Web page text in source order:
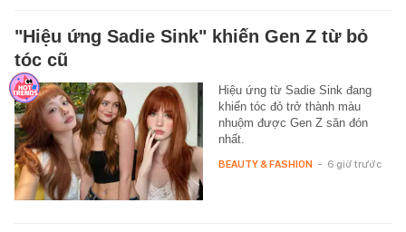
"Hiệu ứng Sadie Sink" khiến Gen Z từ bỏ
tóc cũ
Hiệu ứng từ Sadie Sink đang
khiến tóc đỏ trở thành màu
nhuộm được Gen Z săn đón
nhất.
BEAUTY & FASHION - 6 giờ trước